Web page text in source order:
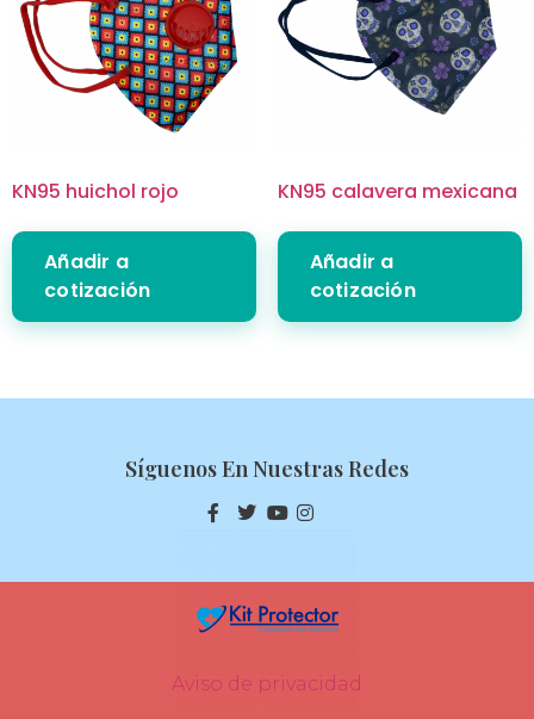
KN95 huichol rojo
Añadir a
cotización
KN95 calavera mexicana
Añadir a
cotización
Síguenos En Nuestras Redes
Aviso de privacidad